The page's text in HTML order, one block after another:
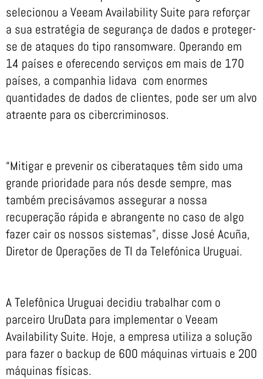
selecionou a Veeam Availability Suite para reforçar
a sua estratégia de segurança de dados e proteger-
se de ataques do tipo ransomware. Operando em
14 países e oferecendo serviços em mais de 170
países, a companhia lidava com enormes
quantidades de dados de clientes, pode ser um alvo
atraente para os cibercriminosos.
“Mitigar e prevenir os ciberataques têm sido uma
grande prioridade para nós desde sempre, mas
também precisávamos assegurar a nossa
recuperação rápida e abrangente no caso de algo
fazer cair os nossos sistemas”, disse José Acuña,
Diretor de Operações de TI da Telefónica Uruguai.
A Telefônica Uruguai decidiu trabalhar com o
parceiro UruData para implementar o Veeam
Availability Suite. Hoje, a empresa utiliza a solução
para fazer o backup de 600 máquinas virtuais e 200
máquinas físicas.